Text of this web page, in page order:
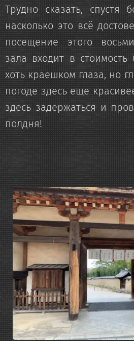
Трудно сказать, спустя
насколько это всё
посещение этого
зала входит в стоимость
хоть краешком глаза, но
погоде здесь еще
здесь задержаться и
полдня!